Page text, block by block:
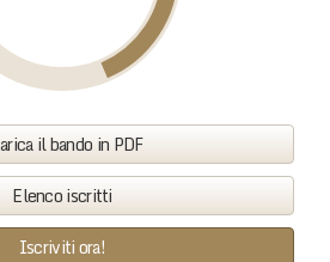
il bando in PDF
Elenco iscritti
Iscriviti ora!